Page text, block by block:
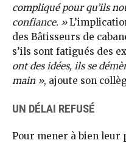
compliqué pour qu’ils
confiance. »
des Bâtisseurs de
s’ils sont fatigués des
ont des idées, ils se
main », ajoute son
UN DÉLAI REFUSÉ
Pour mener à bien leur